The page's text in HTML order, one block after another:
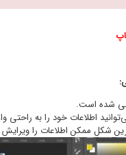
شده است.
اطلاعات خود را به راحتی
شکل ممکن اطلاعات را ویرایش